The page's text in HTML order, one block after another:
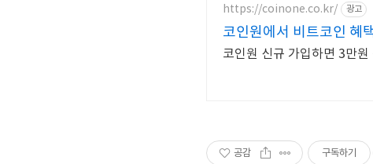
https://coinone.co.kr/ 광고
코인원에서 비트코인 혜
코인원 신규 가입하면 3만
공감 구독하기